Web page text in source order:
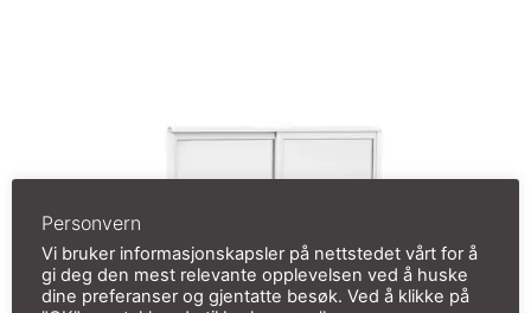
Personvern
Vi bruker informasjonskapsler på nettstedet vårt for å
gi deg den mest relevante opplevelsen ved å huske
dine preferanser og gjentatte besøk. Ved å klikke på